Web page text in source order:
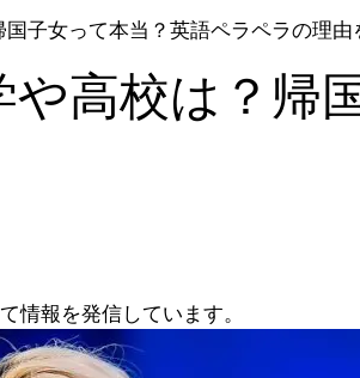
子女って本当？英語ペラペラの理由
や高校は？帰
情報を発信しています。